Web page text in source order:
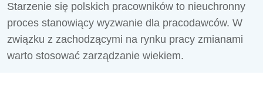
Starzenie się polskich pracowników to nieuchronny
proces stanowiący wyzwanie dla pracodawców. W
związku z zachodzącymi na rynku pracy zmianami
warto stosować zarządzanie wiekiem.